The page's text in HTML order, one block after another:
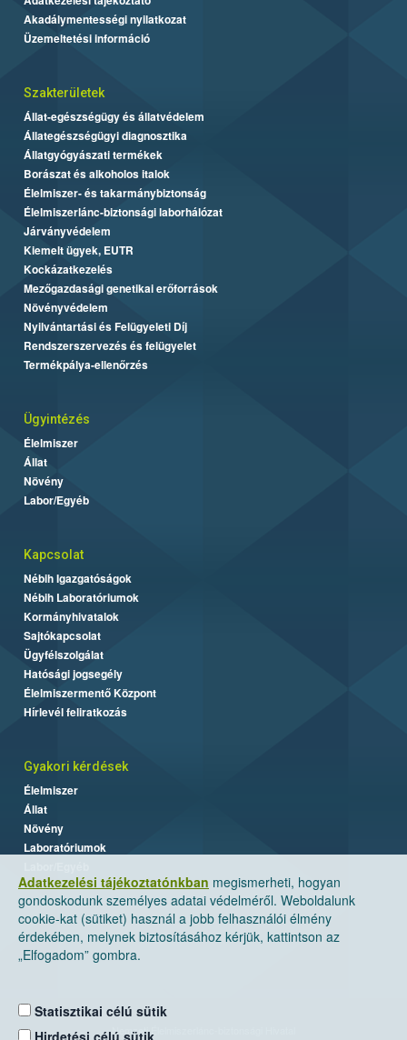
Adatkezelési tájékoztatónkban megismerheti, hogyan
gondoskodunk személyes adatai védelméről. Weboldalunk
cookie-kat (sütiket) használ a jobb felhasználói élmény
érdekében, melynek biztosításához kérjük, kattintson az
„Elfogadom” gombra.
Statisztikai célú sütik
Hirdetési célú sütik
Akadálymentességi nyilatkozat
Üzemeltetési információ
Szakterületek
Állat-egészségügy és állatvédelem
Állategészségügyi diagnosztika
Állatgyógyászati termékek
Borászat és alkoholos italok
Élelmiszer- és takarmánybiztonság
Élelmiszerlánc-biztonsági laborhálózat
Járványvédelem
Kiemelt ügyek, EUTR
Kockázatkezelés
Mezőgazdasági genetikai erőforrások
Növényvédelem
Nyilvántartási és Felügyeleti Díj
Rendszerszervezés és felügyelet
Termékpálya-ellenőrzés
Ügyintézés
Élelmiszer
Állat
Növény
Labor/Egyéb
Kapcsolat
Nébih Igazgatóságok
Nébih Laboratóriumok
Kormányhivatalok
Sajtókapcsolat
Ügyfélszolgálat
Hatósági jogsegély
Élelmiszermentő Központ
Hírlevél feliratkozás
Gyakori kérdések
Élelmiszer
Állat
Növény
Laboratóriumok
Nemzeti Élelmiszerlánc-biztonsági Hivatal